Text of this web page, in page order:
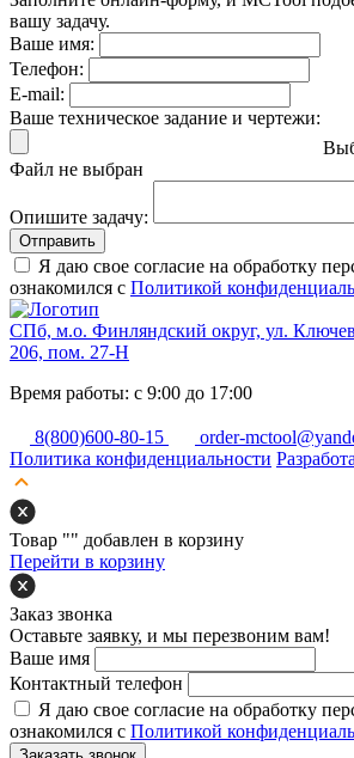
вашу задачу.
Ваше имя:
Телефон:
E-mail:
Ваше техническое задание и чертежи:
Файл не выбран
Опишите задачу:
Отправить
Я даю свое согласие на обработку
ознакомился с Политикой
СПб, м.о. Финляндский округ, ул.
206, пом. 27-Н
Время работы: с 9:00 до 17:00
8(800)600-80-15
order-
Политика конфиденциальности
Товар "" добавлен в корзину
Перейти в корзину
Заказ звонка
Оставьте заявку, и мы перезвоним вам!
Ваше имя
Контактный телефон
Я даю свое согласие на обработку
ознакомился с Политикой